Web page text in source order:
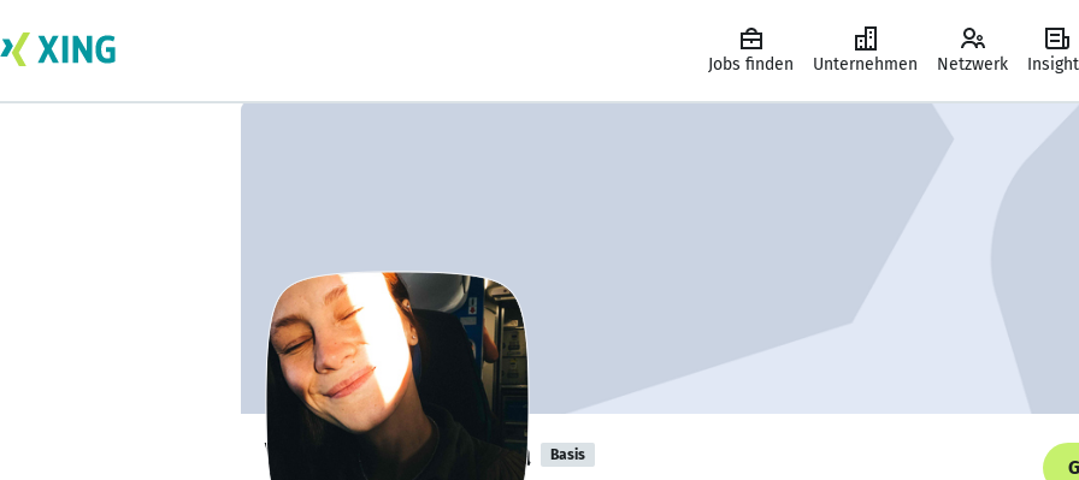
Jobs finden Unternehmen Netzwerk
Valeriia Svietlova Basis